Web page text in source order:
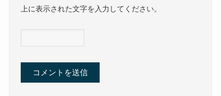
上に表示された文字を入力してください。